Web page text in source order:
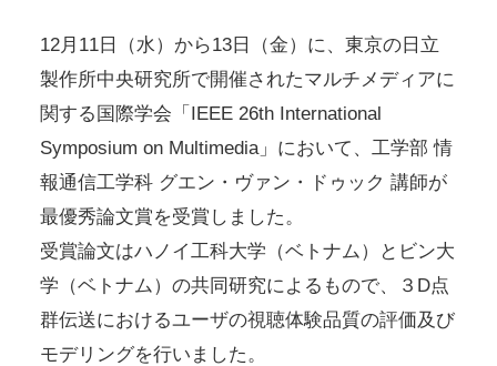
12月11日（水）から13日（金）に、東京の日立
製作所中央研究所で開催されたマルチメディアに
関する国際学会「IEEE 26th International
Symposium on Multimedia」において、工学部 情
報通信工学科 グエン・ヴァン・ドゥック 講師が
最優秀論文賞を受賞しました。
受賞論文はハノイ工科大学（ベトナム）とビン大
学（ベトナム）の共同研究によるもので、３D点
群伝送におけるユーザの視聴体験品質の評価及び
モデリングを行いました。